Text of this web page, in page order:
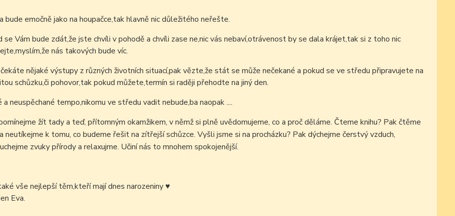
bude emočně jako na houpačce,tak hlavně nic důležitého neřešte.
se Vám bude zdát,že jste chvíli v pohodě a chvíli zase ne,nic vás nebaví,otrávenost by se dala krájet,tak si z toho nic
nás takových bude víc.
nějaké výstupy z různých životních situací,pak vězte,že stát se může nečekané a pokud se ve středu připravujete na
schůzku,či pohovor,tak pokud můžete,termín si raději přehodte na jiný den.
a neuspěchané tempo,nikomu ve středu vadit nebude,ba naopak ....
žít tady a teď, přítomným okamžikem, v němž si plně uvědomujeme, co a proč děláme. Čteme knihu? Pak čtěme
neutíkejme k tomu, co budeme řešit na zítřejší schůzce. Vyšli jsme si na procházku? Pak dýchejme čerstvý vzduch,
zvuky přírody a relaxujme. Učiní nás to mnohem spokojenější.
vše nejlepší těm,kteří mají dnes narozeniny♥
Eva.